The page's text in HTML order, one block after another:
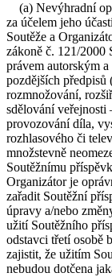
(a) Nevýhradní
za účelem jeho
Soutěže a
zákoně č. 121/2000
právem autorským
pozdějších předpisů
rozmnožování,
sdělování veřejnosti
provozování díla,
rozhlasového či
množstevně
Soutěžnímu
Organizátor je
zařadit Soutěžní
úpravy a/nebo
užití Soutěžního
odstavci třetí osobě
zajistit, že užitím
nebudou dotčena